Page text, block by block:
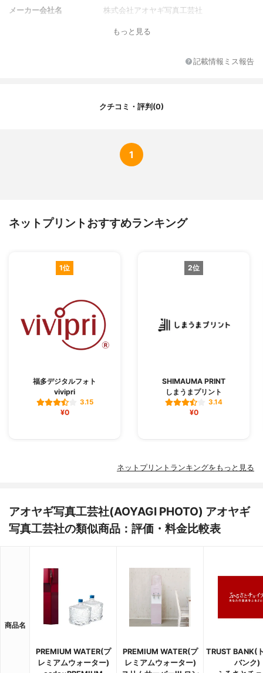
メーカー会社名 株式会社アオヤギ写真工芸社
もっと見る
記載情報ミス報告
クチコミ・評判(0)
1
ネットプリントおすすめランキング
1位
福多デジタルフォト
vivipri
3.15
¥0
2位
SHIMAUMA PRINT
しまうまプリント
3.14
¥0
ネットプリントランキングをもっと見る
アオヤギ写真工芸社(AOYAGI PHOTO) アオヤギ
写真工芸社の類似商品：評価・料金比較表
商品名
PREMIUM WATER(プ
レミアムウォーター)
PREMIUM WATER(プ
レミアムウォーター)
TRUST BANK(
バンク)